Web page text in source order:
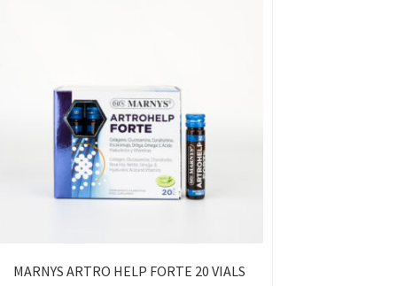
MARNYS ARTRO HELP FORTE 20 VIALS